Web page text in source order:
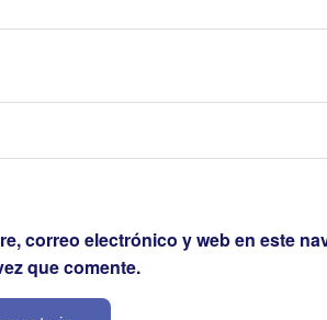
correo electrónico y web en este
que comente.